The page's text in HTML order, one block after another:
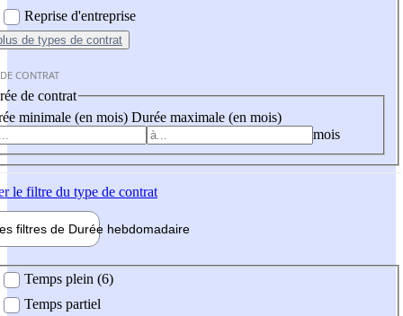
Reprise d'entreprise
de types de contrat
CONTRAT
de contrat
minimale (en mois) Durée maximale (en mois)
mois
le filtre du type de contrat
filtres de Durée hebdomadaire
Temps plein (6)
Temps partiel